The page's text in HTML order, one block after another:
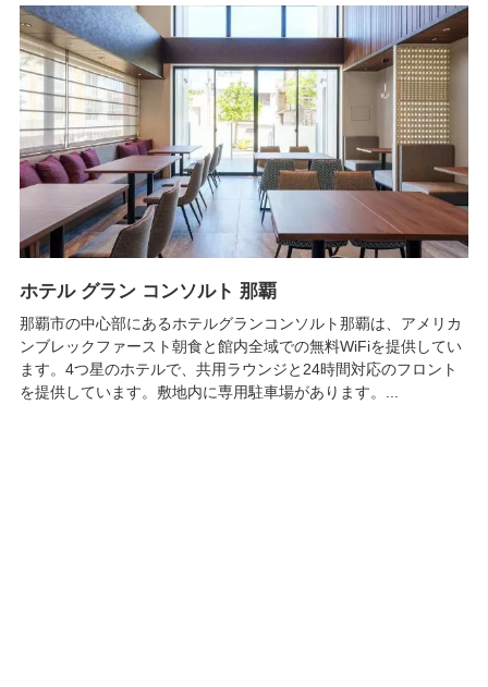
ホテル グラン コンソルト 那覇
那覇市の中心部にあるホテルグランコンソルト那覇は、アメリカ
ンブレックファースト朝食と館内全域での無料WiFiを提供してい
ます。4つ星のホテルで、共用ラウンジと24時間対応のフロント
を提供しています。敷地内に専用駐車場があります。...